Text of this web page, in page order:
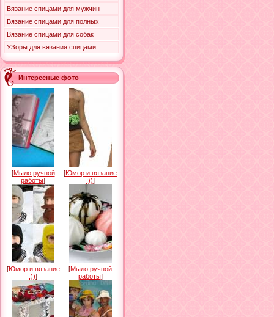
Вязание спицами для мужчин
Вязание спицами для полных
Вязание спицами для собак
УЗоры для вязания спицами
Интересные фото
[Мыло ручной
работы]
[Юмор и вязание
:))]
[Юмор и вязание
:))]
[Мыло ручной
работы]